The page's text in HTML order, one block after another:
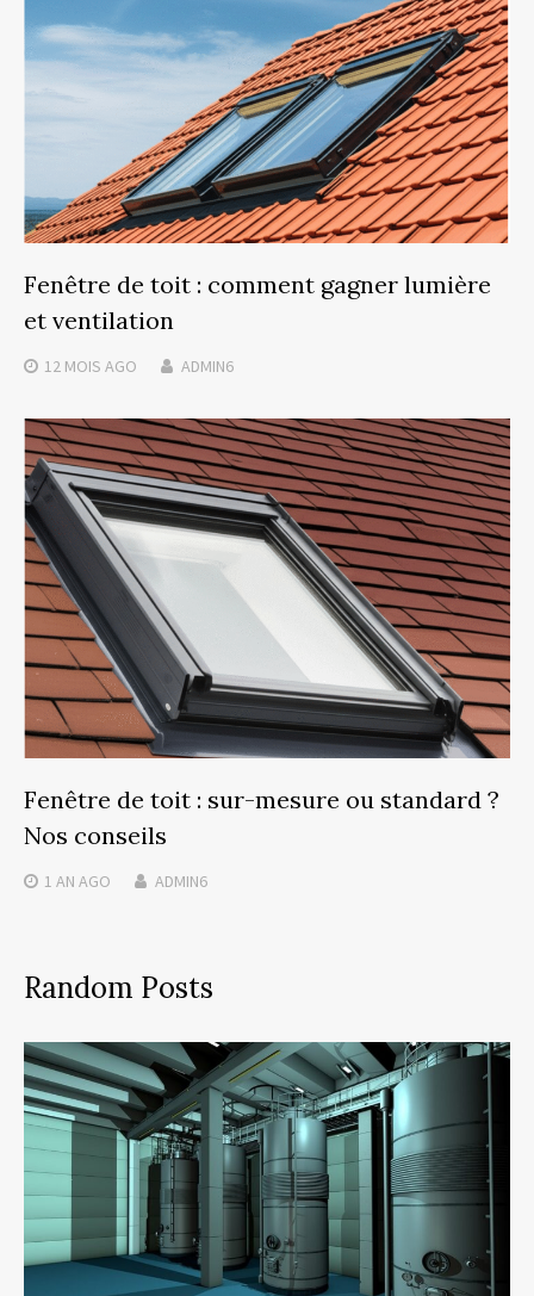
Fenêtre de toit : comment gagner lumière
et ventilation
12 MOIS AGO ADMIN6
Fenêtre de toit : sur-mesure ou standard ?
Nos conseils
1 AN AGO ADMIN6
Random Posts